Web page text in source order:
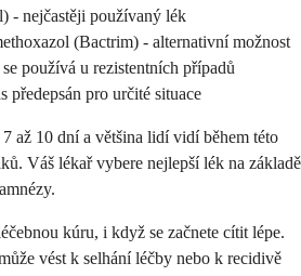
- nejčastěji používaný lék
(Bactrim) - alternativní možnost
používá u rezistentních případů
předepsán pro určité situace
až 10 dní a většina lidí vidí během této
Váš lékař vybere nejlepší lék na základě
kúru, i když se začnete cítit lépe.
vést k selhání léčby nebo k recidivě